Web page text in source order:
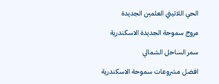
الحي اللاتيني العلمين الجديدة
مروج سموحة الجديدة الاسكندرية
سمر الساحل الشمالي
افضل مشروعات سموحة الاسكندرية